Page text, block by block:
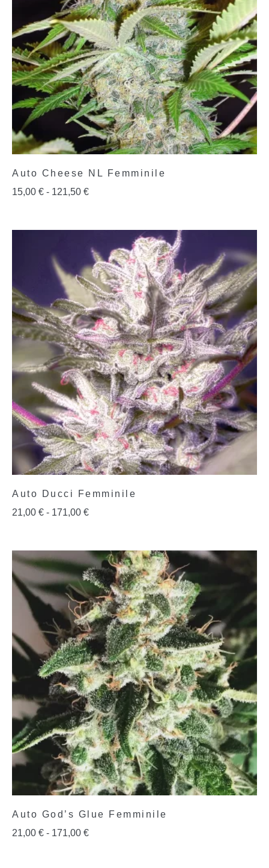
Auto Cheese NL Femminile
15,00 € - 121,50 €
Auto Ducci Femminile
21,00 € - 171,00 €
Auto God’s Glue Femminile
21,00 € - 171,00 €